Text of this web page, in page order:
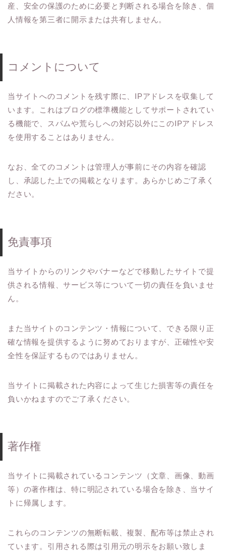
産、安全の保護のために必要と判断される場合を除き、個
人情報を第三者に開示または共有しません。
コメントについて
当サイトへのコメントを残す際に、IPアドレスを収集して
います。これはブログの標準機能としてサポートされてい
る機能で、スパムや荒らしへの対応以外にこのIPアドレス
を使用することはありません。
なお、全てのコメントは管理人が事前にその内容を確認
し、承認した上での掲載となります。あらかじめご了承く
ださい。
免責事項
当サイトからのリンクやバナーなどで移動したサイトで提
供される情報、サービス等について一切の責任を負いませ
ん。
また当サイトのコンテンツ・情報について、できる限り正
確な情報を提供するように努めておりますが、正確性や安
全性を保証するものではありません。
当サイトに掲載された内容によって生じた損害等の責任を
負いかねますのでご了承ください。
著作権
当サイトに掲載されているコンテンツ（文章、画像、動画
等）の著作権は、特に明記されている場合を除き、当サイ
トに帰属します。
これらのコンテンツの無断転載、複製、配布等は禁止され
ています。引用される際は引用元の明示をお願い致しま